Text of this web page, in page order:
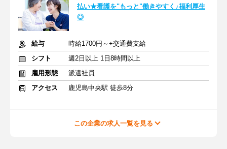
払い★看護を"もっと"働きやすく♪福利厚生
◎
給与
時給1700円～+交通費支給
シフト
週2日以上 1日8時間以上
雇用形態
派遣社員
アクセス
鹿児島中央駅 徒歩8分
この企業の求人一覧を見る